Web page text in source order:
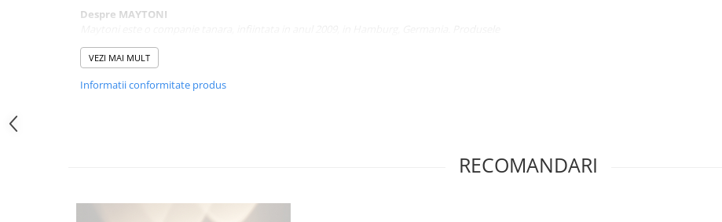
Despre MAYTONI
companiei pot fi descrise ca o combinatie perfecta intre stil, design unic, proportii ideale si
calitate ridicata.
VEZI MAI MULT
Informatii conformitate produs
RECOMANDARI